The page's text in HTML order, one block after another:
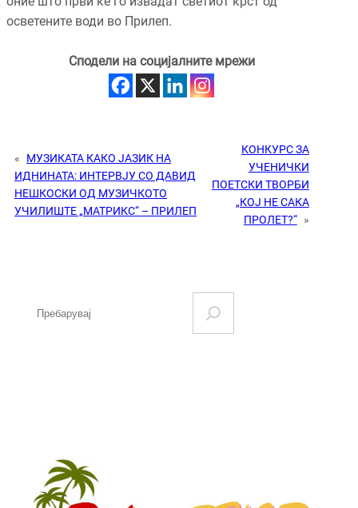
осветените води во Прилеп.
Сподели на социјалните мрежи
«
МУЗИКАТА КАКО ЈАЗИК НА
ИДНИНАТА: ИНТЕРВЈУ СО ДАВИД
НЕШКОСКИ ОД МУЗИЧКОТО
УЧИЛИШТЕ „МАТРИКС“ – ПРИЛЕП
КОНКУРС ЗА
УЧЕНИЧКИ
ПОЕТСКИ ТВОРБИ
„КОЈ НЕ САКА
ПРОЛЕТ?“ »